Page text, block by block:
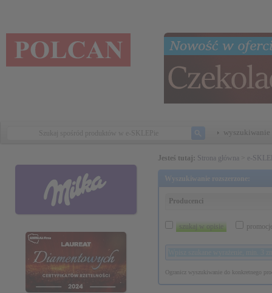
wyszukiwanie
Jesteś tutaj: Strona główna > e-
Wyszukiwanie rozszerzone:
Producenci
szukaj w opisie
Ogranicz wyszukiwanie do konkretnego